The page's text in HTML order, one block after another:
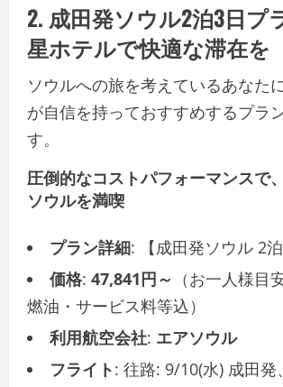
2. 成田発ソウル2泊3日プ
星ホテルで快適な滞在を
ソウルへの旅を考えているあなた
が自信を持っておすすめするプラ
す。
圧倒的なコストパフォーマンスで
ソウルを満喫
プラン詳細: 【成田発ソウル 2泊
価格: 47,841円～ （お一人様目
燃油・サービス料等込）
利用航空会社: エアソウル
フライト: 往路: 9/10(水) 成田発